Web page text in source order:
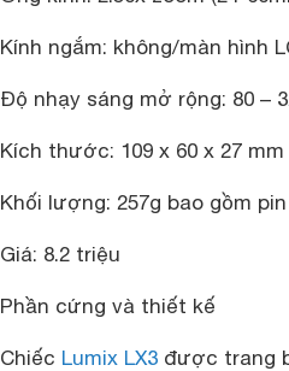
Kính ngắm: không/màn hình
Độ nhạy sáng mở rộng: 80 –
Kích thước: 109 x 60 x 27 mm
Khối lượng: 257g bao gồm pin
Giá: 8.2 triệu
Phần cứng và thiết kế
Chiếc Lumix LX3 được trang